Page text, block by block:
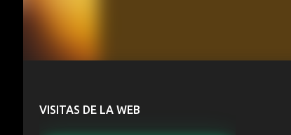
VISITAS DE LA WEB